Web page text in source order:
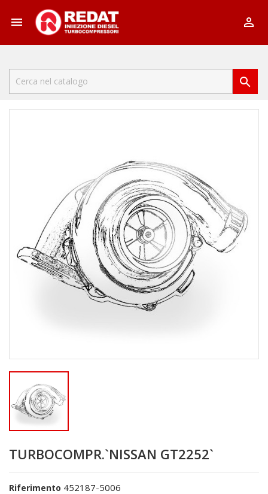
 

TURBOCOMPR.`NISSAN GT2252`
Riferimento 452187-5006